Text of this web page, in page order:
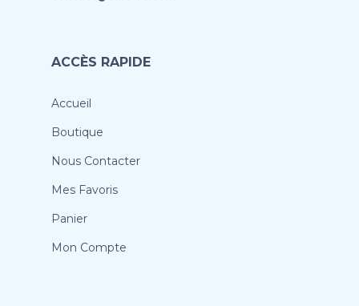
ACCÈS RAPIDE
Accueil
Boutique
Nous Contacter
Mes Favoris
Panier
Mon Compte